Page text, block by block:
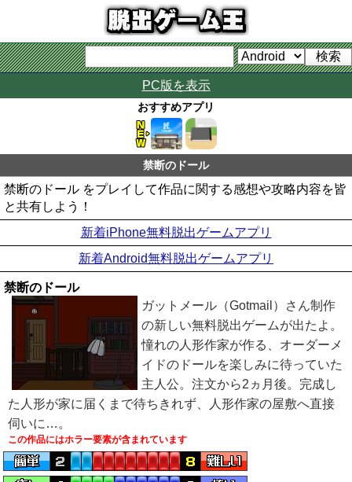
PC版を表示
おすすめアプリ
禁断のドール
禁断のドール をプレイして作品に関する感想や攻略内容を皆
と共有しよう！
新着iPhone無料脱出ゲームアプリ
新着Android無料脱出ゲームアプリ
禁断のドール
ガットメール（Gotmail）さん制作
の新しい無料脱出ゲームが出たよ。
憧れの人形作家が作る、オーダーメ
イドのドールを楽しみに待っていた
主人公。注文から2ヵ月後。完成し
た人形が家に届くまで待ちきれず、人形作家の屋敷へ直接
伺いに…。
この作品にはホラー要素が含まれています